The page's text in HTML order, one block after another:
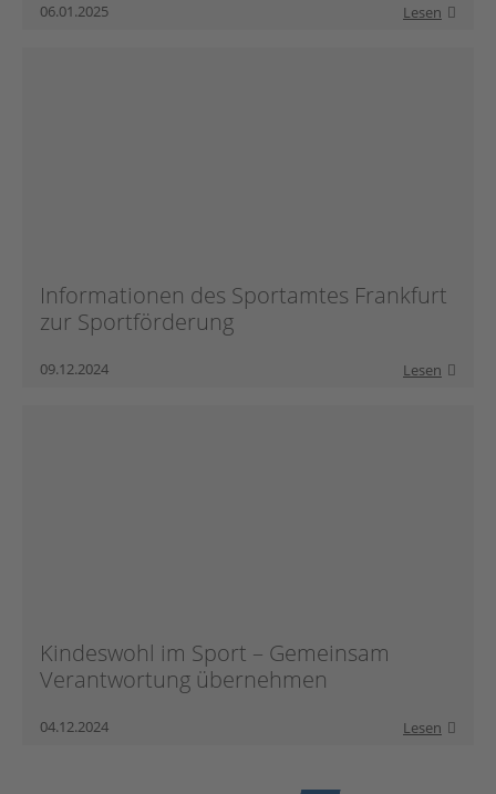
06.01.2025 Lesen
Informationen des Sportamtes Frankfurt
zur Sportförderung
09.12.2024 Lesen
Kindeswohl im Sport – Gemeinsam
Verantwortung übernehmen
04.12.2024 Lesen